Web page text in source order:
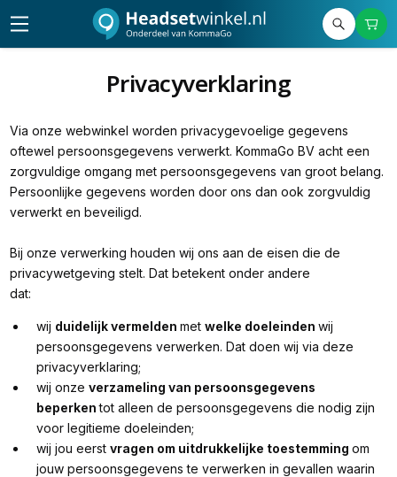
Privacyverklaring
Via onze webwinkel worden privacygevoelige gegevens
oftewel persoonsgegevens verwerkt. KommaGo BV acht een
zorgvuldige omgang met persoonsgegevens van groot belang.
Persoonlijke gegevens worden door ons dan ook zorgvuldig
verwerkt en beveiligd.
Bij onze verwerking houden wij ons aan de eisen die de
privacywetgeving stelt. Dat betekent onder andere
dat:
wij duidelijk vermeldenmetwelke doeleindenwij
persoonsgegevens verwerken. Dat doen wij via deze
privacyverklaring;
wij onzeverzameling van persoonsgegevens
beperkentot alleen de persoonsgegevens die nodig zijn
voor legitieme doeleinden;
wij jou eerstvragen om uitdrukkelijke toestemmingom
jouw persoonsgegevens te verwerken in gevallen waarin